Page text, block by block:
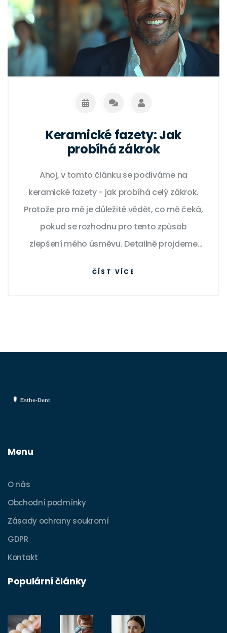
moderních řešeních zubní estetiky.
Keramické fazety: Jak
probíhá zákrok
Ahoj, v tomto článku se podíváme na
keramické fazety - jak probíhá celý zákrok.
Protože pro mě je důležité vědět, co mě čeká,
pokud se rozhodnu pro tento způsob
zlepšení mého úsměvu. Detailně projdeme
ČÍST VÍCE
Menu
O nás
Obchodní podmínky
Zásady ochrany soukromí
GDPR
Kontakt
Populární články